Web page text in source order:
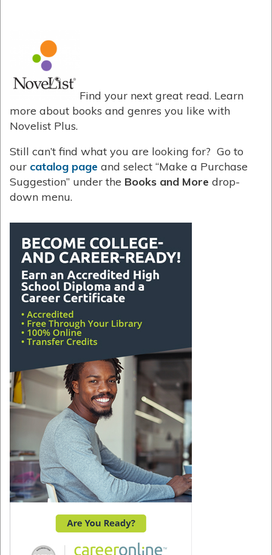
Find your next great read. Learn
more about books and genres you like with
Novelist Plus.
Still can’t find what you are looking for? Go to
our catalog page and select “Make a Purchase
Suggestion” under the Books and More drop-
down menu.